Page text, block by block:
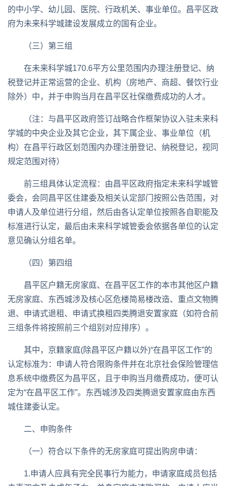
的中小学、幼儿园、医院、行政机关、事业单位。昌平区政
府为未来科学城建设发展成立的国有企业。
（三）第三组
在未来科学城170.6平方公里范围内办理注册登记、纳
税登记并正常运营的企业、机构（房地产、商超、餐饮行业
除外）中，并于申购当月在昌平区社保缴费成功的人才。
（注：与昌平区政府签订战略合作框架协议入驻未来科
学城的中央企业及其它企业，其下属企业、事业单位（机
构）在昌平行政区划范围内办理注册登记、纳税登记，视同
规定范围对待）
前三组具体认定流程：由昌平区政府指定未来科学城管
委会，会同昌平区住建委及相关认定部门按照公告范围，对
申请人及单位进行分组，然后由各认定单位按照各自职能及
标准进行认定，最后由未来科学城管委会依据各单位的认定
意见确认分组名单。
（四）第四组
昌平区户籍无房家庭、在昌平区工作的本市其他区户籍
无房家庭、东西城涉及核心区危楼简易楼改造、重点文物腾
退、申请式退租、申请式换租四类腾退安置家庭（如符合前
三组条件将按照前三个组别对应排序）。
其中，京籍家庭(除昌平区户籍以外)“在昌平区工作”的
认定标准为：申请人符合限购条件并在北京社会保险管理信
息系统中缴费区为昌平区，且于申购当月缴费成功，便可认
定为“在昌平区工作”。东西城涉及四类腾退安置家庭由东西
城住建委认定。
二、申购条件
（一）符合以下条件的无房家庭可提出购房申请：
1.申请人应具有完全民事行为能力，申请家庭成员包括